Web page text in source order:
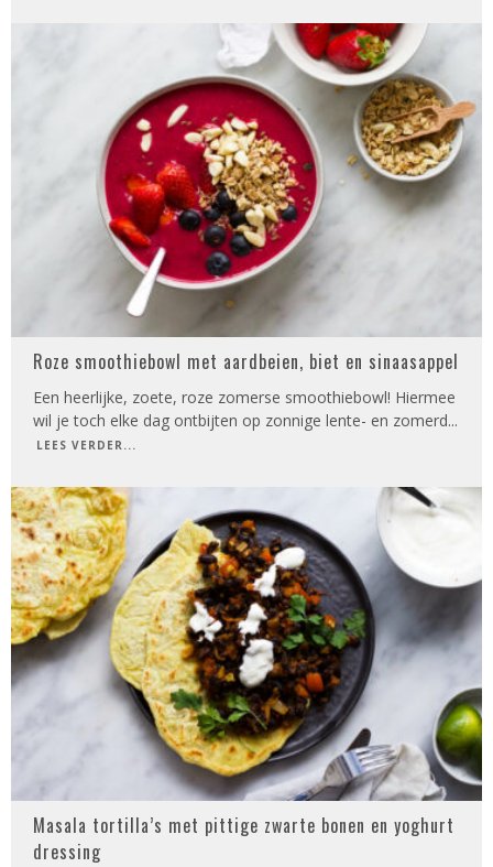
Roze smoothiebowl met aardbeien, biet en sinaasappel
Een heerlijke, zoete, roze zomerse smoothiebowl! Hiermee
wil je toch elke dag ontbijten op zonnige lente- en zomerd...
LEES VERDER...
Masala tortilla’s met pittige zwarte bonen en yoghurt
dressing